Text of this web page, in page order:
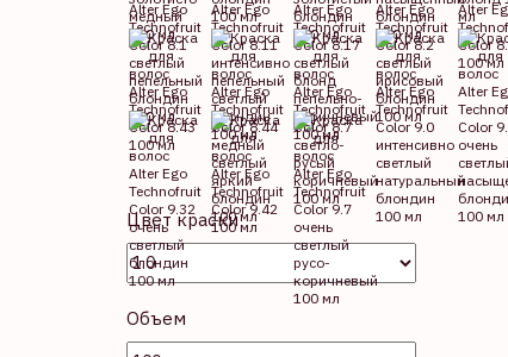
Цвет краски
Объем